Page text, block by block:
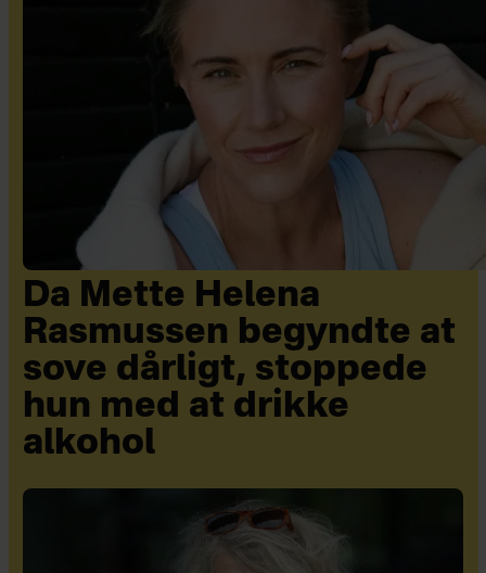
Da Mette Helena
Rasmussen begyndte at
sove dårligt, stoppede
hun med at drikke
alkohol